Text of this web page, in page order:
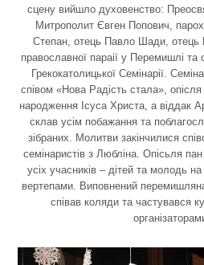
сцену вийшло духовенство:
Митрополит Євген Попович,
Степан, отець Павло Шади, отець
православної параії у Перемишлі та
Грекокатолицької Семінарії.
співом «Нова Радість стала»,
народження Ісуса Христа, а віддак
склав усім побажання та
зібраних. Молитви закінчилися
семінаристів з Любліна. Опісьля
усіх учасників – дітей та молодь
вертепами. Виповнений
співав коляди та частувався